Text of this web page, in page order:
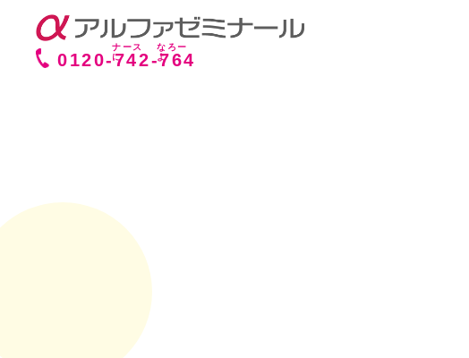
0120-742-764